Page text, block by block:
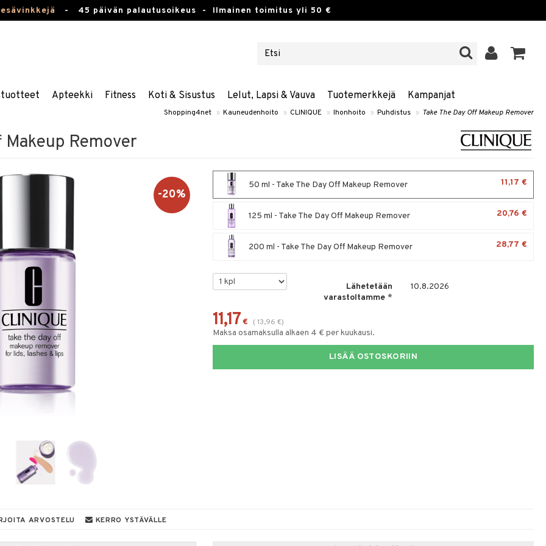
- 45 päivän palautusoikeus - Ilmainen toimitus yli 50 €
Apteekki Fitness Koti & Sisustus Lelut, Lapsi & Vauva Tuotemerkkejä Kampanjat
Shopping4net » Kauneudenhoito » CLINIQUE » Ihonhoito » Puhdistus » Take The Day Off Makeup Remover
Makeup Remover
-20%
50 ml - Take The Day Off Makeup Remover 11,17 €
125 ml - Take The Day Off Makeup Remover 20,76 €
200 ml - Take The Day Off Makeup Remover 28,77 €
Lähetetään
varastoltamme*
10.8.2026
11,17 € ( 13,96 €)
Maksa osamaksulla alkaen 4 € per kuukausi.
LISÄÄ OSTOSKORIIN
ARVOSTELU KERRO YSTÄVÄLLE